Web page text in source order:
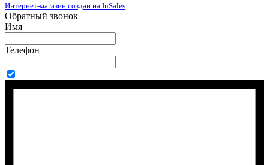
Интернет-магазин создан на InSales
Обратный звонок
Имя
Телефон